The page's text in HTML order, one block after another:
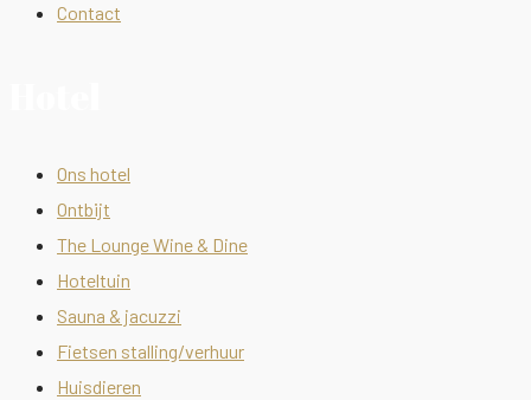
Contact
Ons hotel
Ontbijt
The Lounge Wine & Dine
Hoteltuin
Sauna & jacuzzi
Fietsen stalling/verhuur
Huisdieren